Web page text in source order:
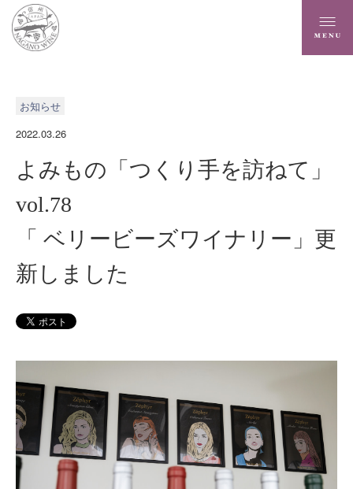
お知らせ
2022.03.26
よみもの「つくり手を訪ねて」
vol.78
「 ベリービーズワイナリー」更
新しました